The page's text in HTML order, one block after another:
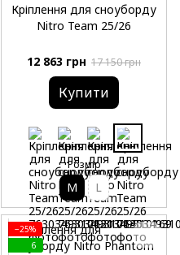
Кріплення для сноуборду
Nitro Team 25/26
12 863 грн 17 150 грн
Купити
Розмір
M L
−25%
6